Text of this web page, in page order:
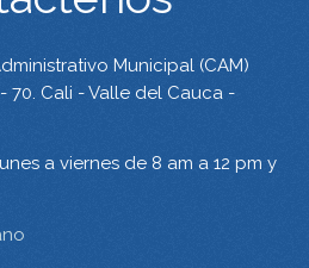
Municipal (CAM)
70. Cali - Valle del Cauca -
a viernes de 8 am a 12 pm y